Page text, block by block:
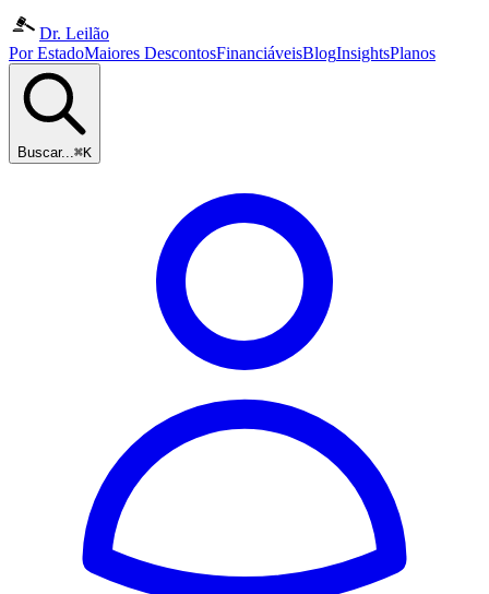
Dr. Leilão
Por EstadoMaiores DescontosFinanciáveisBlogInsightsPlanos
Buscar...⌘K